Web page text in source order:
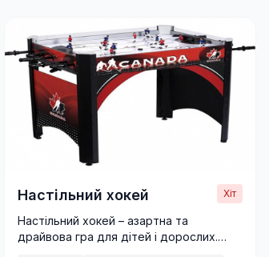
Настільний хокей Хіт
Настільний хокей – азартна та
драйвова гра для дітей і дорослих.